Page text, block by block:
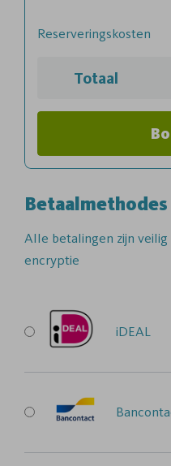
Reserveringskosten
Totaal
Betaalmethodes
Alle betalingen zijn
encryptie
iDEAL